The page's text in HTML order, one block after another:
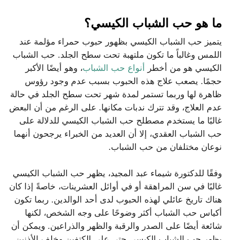
ما هو حب الشباب الكيسي؟
يتميز حب الشباب الكيسي بظهور حبوب حمراء مؤلمة عند
اللمس وغالباً ما تكون ملتهبة تحت سطح الجلد. حب الشباب
الكيسي هو من أخطر
أنواع حب الشباب، وهو أيضًا الأكبر
حجمًا. يصعب علاج هذه الحبوب بسبب عدم وجود رؤوس
ظاهرة لها وربما تستمر لمدة شهر تحت سطح الجلد في حالة
عدم العلاج، وقد تترك ندبات مكانها. على الرغم من أن البعض
غالبًا ما يستخدم مصطلح حب الشباب الكيسي للدلالة على
حب الشباب العقدي، إلا أن العديد من الخبراء يرجحون أنهما
نوعان مختلفان من حب الشباب.
وفقًا للدكتورة شيماء عبد المجيد، يظهر حب الشباب الكيسي
غالبًا في سن المراهقة أو في أوائل العشرينات، خاصةً إذا كان
هناك تاريخ عائلي لهذه الحبوب لدى أحد الوالدين. ربما تكون
أكياس حب الشباب أكثر وضوحًا على وجه الشخص، لكنها
شائعة أيضًا على الصدر والرقبة والظهر والذراعين. ويمكن أن